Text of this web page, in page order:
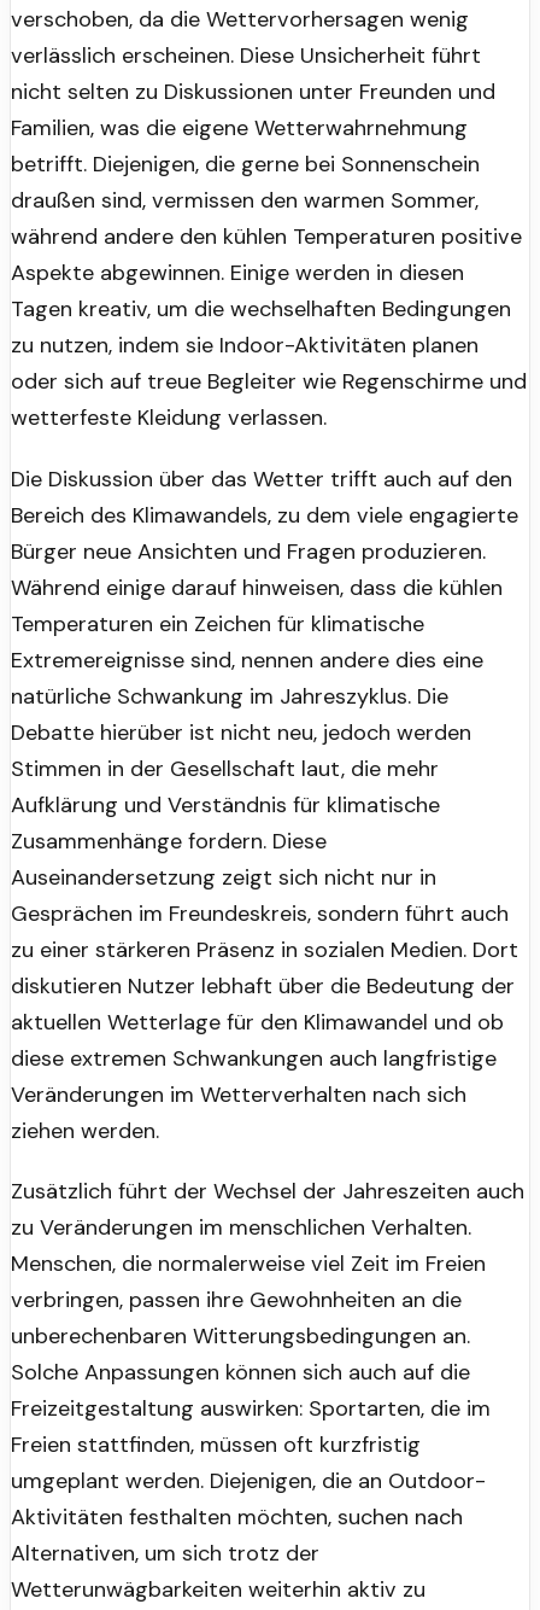
verschoben, da die Wettervorhersagen wenig
verlässlich erscheinen. Diese Unsicherheit führt
nicht selten zu Diskussionen unter Freunden und
Familien, was die eigene Wetterwahrnehmung
betrifft. Diejenigen, die gerne bei Sonnenschein
draußen sind, vermissen den warmen Sommer,
während andere den kühlen Temperaturen positive
Aspekte abgewinnen. Einige werden in diesen
Tagen kreativ, um die wechselhaften Bedingungen
zu nutzen, indem sie Indoor-Aktivitäten planen
oder sich auf treue Begleiter wie Regenschirme und
wetterfeste Kleidung verlassen.
Die Diskussion über das Wetter trifft auch auf den
Bereich des Klimawandels, zu dem viele engagierte
Bürger neue Ansichten und Fragen produzieren.
Während einige darauf hinweisen, dass die kühlen
Temperaturen ein Zeichen für klimatische
Extremereignisse sind, nennen andere dies eine
natürliche Schwankung im Jahreszyklus. Die
Debatte hierüber ist nicht neu, jedoch werden
Stimmen in der Gesellschaft laut, die mehr
Aufklärung und Verständnis für klimatische
Zusammenhänge fordern. Diese
Auseinandersetzung zeigt sich nicht nur in
Gesprächen im Freundeskreis, sondern führt auch
zu einer stärkeren Präsenz in sozialen Medien. Dort
diskutieren Nutzer lebhaft über die Bedeutung der
aktuellen Wetterlage für den Klimawandel und ob
diese extremen Schwankungen auch langfristige
Veränderungen im Wetterverhalten nach sich
ziehen werden.
Zusätzlich führt der Wechsel der Jahreszeiten auch
zu Veränderungen im menschlichen Verhalten.
Menschen, die normalerweise viel Zeit im Freien
verbringen, passen ihre Gewohnheiten an die
unberechenbaren Witterungsbedingungen an.
Solche Anpassungen können sich auch auf die
Freizeitgestaltung auswirken: Sportarten, die im
Freien stattfinden, müssen oft kurzfristig
umgeplant werden. Diejenigen, die an Outdoor-
Aktivitäten festhalten möchten, suchen nach
Alternativen, um sich trotz der
Wetterunwägbarkeiten weiterhin aktiv zu